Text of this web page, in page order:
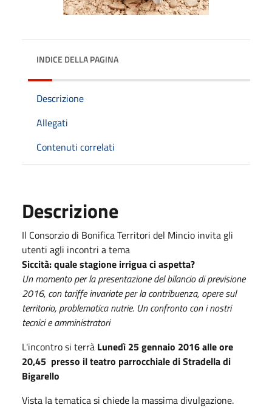
INDICE DELLA PAGINA
Descrizione
Allegati
Contenuti correlati
Descrizione
Il Consorzio di Bonifica Territori del Mincio invita gli
utenti agli incontri a tema
Siccità: quale stagione irrigua ci aspetta?
Un momento per la presentazione del bilancio di previsione
2016, con tariffe invariate per la contribuenza, opere sul
territorio, problematica nutrie. Un confronto con i nostri
tecnici e amministratori
L'incontro si terrà Lunedì 25 gennaio 2016 alle ore
20,45 presso il teatro parrocchiale di Stradella di
Bigarello
Vista la tematica si chiede la massima divulgazione.